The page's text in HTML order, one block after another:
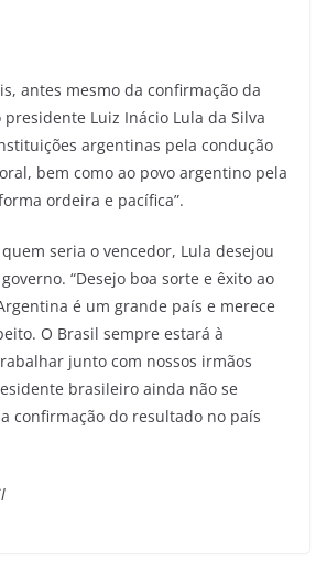
antes mesmo da confirmação da
Luiz Inácio Lula da Silva
argentinas pela condução
bem como ao povo argentino pela
ordeira e pacífica”.
seria o vencedor, Lula desejou
“Desejo boa sorte e êxito ao
é um grande país e merece
O Brasil sempre estará à
junto com nossos irmãos
brasileiro ainda não se
confirmação do resultado no país